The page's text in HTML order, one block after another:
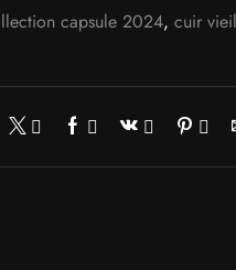
capsule 2024, cuir